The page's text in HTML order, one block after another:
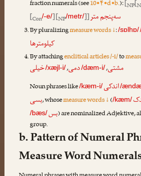
fraction numerals (see10•۴•d•b.):[NP[
[Con/-e/] [NP/metr/]]سه‌پنجم متر
By pluralizingmeasure words ↓:/sɒlhɒ/
کیلومترها
By attachingenclitical articles /-i/to
مشتی,
/dæm-i/دمی,
/xæjl-i/خیلی
Noun phrases like/kæm-i/ /اندکی
بسی, whosemeasure words ↓(/kæm/
/bæs/بس) are nominalized Adjektive,
group.
b. Pattern of Numeral
Measure Word